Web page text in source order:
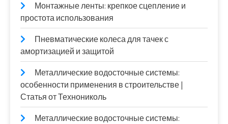
Монтажные ленты: крепкое сцепление и
простота использования
Пневматические колеса для тачек с
амортизацией и защитой
Металлические водосточные системы:
особенности применения в строительстве |
Статья от Технониколь
Металлические водосточные системы: